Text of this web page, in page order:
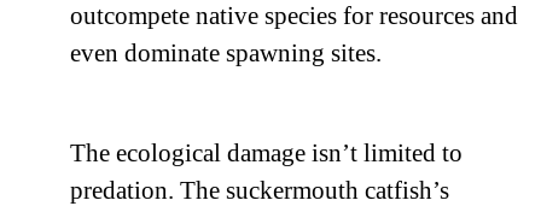
outcompete native species for resources and
even dominate spawning sites.
The ecological damage isn’t limited to
predation. The suckermouth catfish’s